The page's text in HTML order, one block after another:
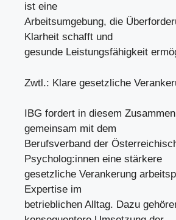
ist eine
Arbeitsumgebung, die
Klarheit schafft und
gesunde Leistungsfähigkeit
Zwtl.: Klare gesetzliche
IBG fordert in diesem
gemeinsam mit dem
Berufsverband der
Psycholog:innen eine stärkere
gesetzliche Verankerung
Expertise im
betrieblichen Alltag. Dazu